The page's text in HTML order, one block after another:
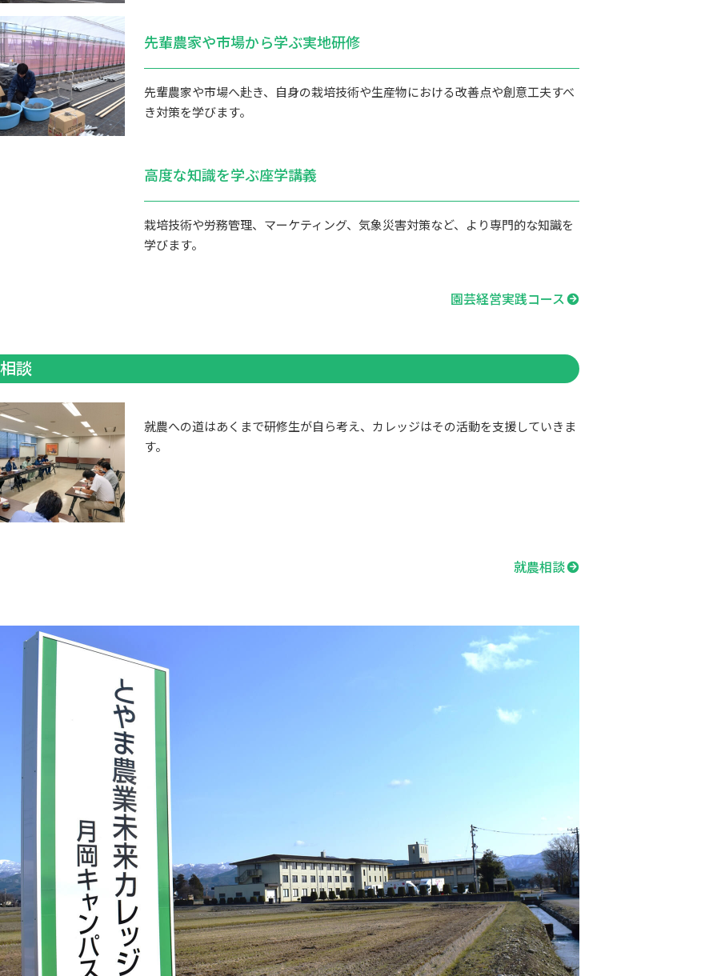
先輩農家や市場から学ぶ実地研修
先輩農家や市場へ赴き、自身の栽培技術や生産物における改善点や創意工夫すべ
き対策を学びます。
高度な知識を学ぶ座学講義
栽培技術や労務管理、マーケティング、気象災害対策など、より専門的な知識を
学びます。
園芸経営実践コース
談
就農への道はあくまで研修生が自ら考え、カレッジはその活動を支援していきま
す。
就農相談